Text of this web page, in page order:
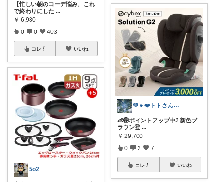
【忙しい朝のコーデ悩み、これ
で終わりにした ...
￥ 6,980
0 0 403
コレ いいね
5o2
💚👧❤️トトさん 8月🥵
👶🉐ポイントアップ中⤴️ 新色ブ
ラウン登 ...
￥ 29,700
0 2 7
コレ いいね